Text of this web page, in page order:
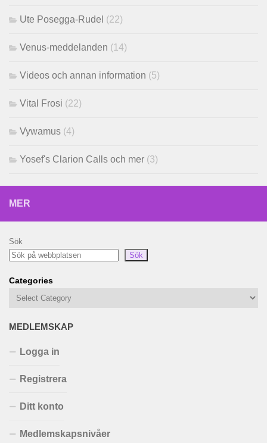
Ute Posegga-Rudel (22)
Venus-meddelanden (14)
Videos och annan information (5)
Vital Frosi (22)
Vywamus (4)
Yosef's Clarion Calls och mer (3)
MER
Sök
Sök
Categories
MEDLEMSKAP
Logga in
Registrera
Ditt konto
Medlemskapsnivåer